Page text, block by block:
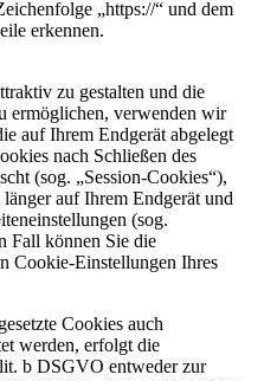
„https://“ und dem
erkennen.
zu gestalten und die
ermöglichen, verwenden wir
auf Ihrem Endgerät abgelegt
nach Schließen des
(sog. „Session-Cookies“),
auf Ihrem Endgerät und
(sog.
Fall können Sie die
Cookie-Einstellungen Ihres
Cookies auch
werden, erfolgt die
b DSGVO entweder zur